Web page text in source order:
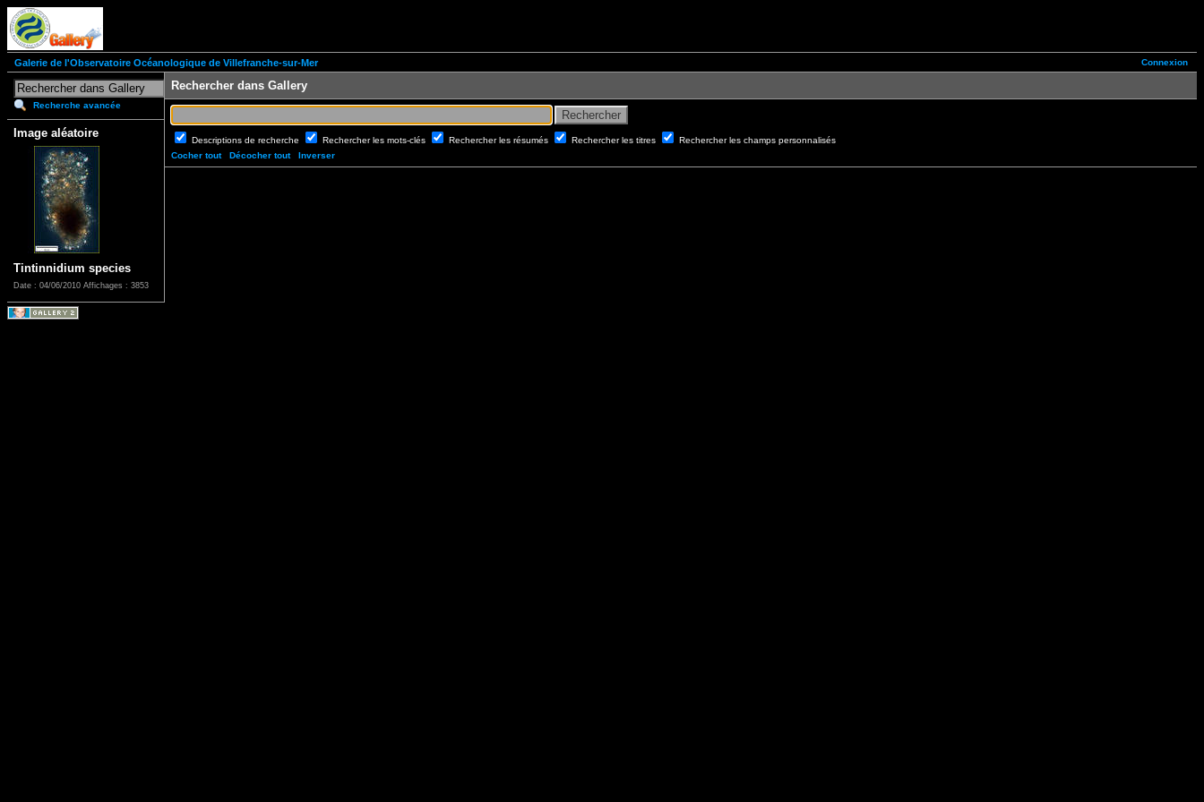
Connexion
Galerie de l'Observatoire Océanologique de Villefranche-sur-Mer
Recherche avancée
Image aléatoire
Tintinnidium species
Date : 04/06/2010 Affichages : 3853
Rechercher dans Gallery
Descriptions de recherche Rechercher les mots-clés Rechercher les résumés Rechercher les titres
Rechercher les champs personnalisés
Cocher tout
Décocher tout Inverser